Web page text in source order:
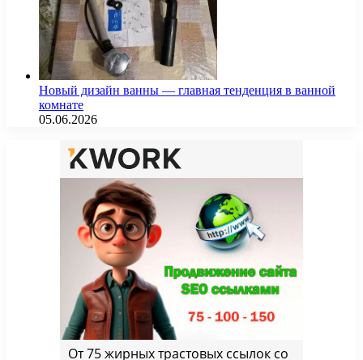
Новый дизайн ванны — главная тенденция в ванной
комнате
05.06.2026